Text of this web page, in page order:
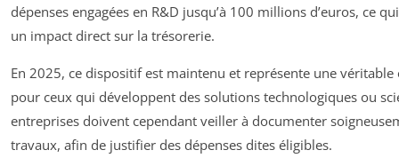
dépenses engagées en R&D jusqu’à 100 millions d’euros, ce
un impact direct sur la trésorerie.
En 2025, ce dispositif est maintenu et représente une
pour ceux qui développent des solutions technologiques ou
entreprises doivent cependant veiller à documenter
travaux, afin de justifier des dépenses dites éligibles.